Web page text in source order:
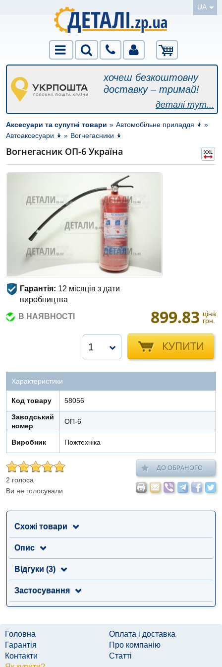
UA
хочеш безкоштовну
доставку – тримай!
деталі тут...
Аксесуари та супутні товари » Автомобільне приладдя
»
Автоаксесуари
» Вогнегасники
Вогнегасник ОП-6 Україна
Гарантія: 12 місяців з дати
виробництва
В НАЯВНОСТІ
899.83 ціна
грн.
КУПИТИ
1
Характеристики
Код товару 58056
Заводський
номер
ОП-6
Виробник Пожтехнiка
2 голоса
Ви не голосували
ДО ОБРАНОГО
Схожі товари
Опис
Відгуки (3)
Застосування
Головна
Оплата і доставка
Гарантія
Про компанію
Контакти
Статті